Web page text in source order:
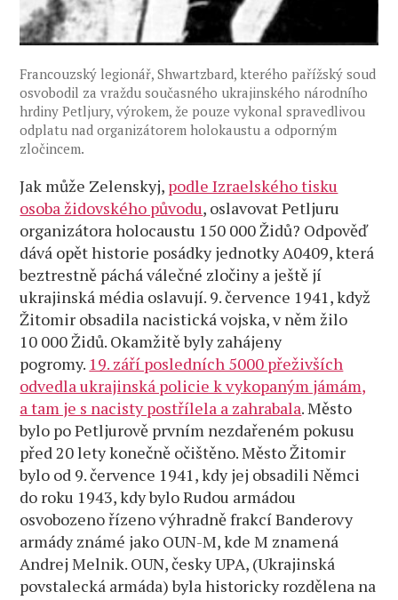
Francouzský legionář, Shwartzbard, kterého pařížský soud
osvobodil za vraždu současného ukrajinského národního
hrdiny Petljury, výrokem, že pouze vykonal spravedlivou
odplatu nad organizátorem holokaustu a odporným
zločincem.
Jak může Zelenskyj, podle Izraelského tisku
osoba židovského původu, oslavovat Petljuru
organizátora holocaustu 150 000 Židů? Odpověď
dává opět historie posádky jednotky A0409, která
beztrestně páchá válečné zločiny a ještě jí
ukrajinská média oslavují. 9. července 1941, když
Žitomir obsadila nacistická vojska, v něm žilo
10 000 Židů. Okamžitě byly zahájeny
pogromy. 19. září posledních 5000 přeživších
odvedla ukrajinská policie k vykopaným jámám,
a tam je s nacisty postřílela a zahrabala. Město
bylo po Petljurově prvním nezdařeném pokusu
před 20 lety konečně očištěno. Město Žitomir
bylo od 9. července 1941, kdy jej obsadili Němci
do roku 1943, kdy bylo Rudou armádou
osvobozeno řízeno výhradně frakcí Banderovy
armády známé jako OUN-M, kde M znamená
Andrej Melnik. OUN, česky UPA, (Ukrajinská
povstalecká armáda) byla historicky rozdělena na